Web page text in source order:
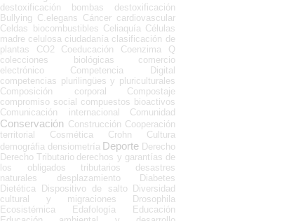
destoxificación
bombas destoxificación
Bullying C.elegans Cáncer cardiovascular
Celdas biocombustibles Celiaquía Células
madre celulosa ciudadanía clasificación de
plantas
CO2 Coeducación
Coenzima Q
colecciones biológicas
comercio
electrónico
Competencia Digital
competencias plurilingües y pluriculturales
Composición corporal
Compostaje
compromiso social compuestos bioactivos
Comunicación internacional
Comunidad
Conservación Construcción Cooperación
territorial
Cosmética Crohn
Cultura
demográfia densiometría Deporte Derecho
Derecho Tributario derechos y garantías de
los obligados tributarios
desastres
naturales
desplazamiento
Diabetes
Dietética
Dispositivo de salto
Diversidad
cultural y migraciones
Drosophila
Ecosistémica
Edafología
Educación